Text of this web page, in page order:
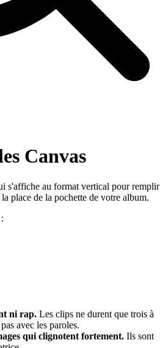
Canvas
s'affiche au format vertical pour remplir
place de la pochette de votre album.
ni rap. Les clips ne durent que trois à
avec les paroles.
qui clignotent fortement. Ils sont